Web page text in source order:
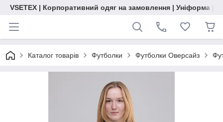
VSETEX | Корпоративний одяг на замовлення | Уніформа |
Каталог товарів Футболки Футболки Оверсайз